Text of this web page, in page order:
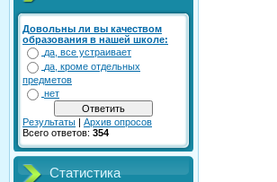
Довольны ли вы качеством
образования в нашей школе:
да, все устраивает
да, кроме отдельных
предметов
нет
Результаты | Архив опросов
Всего ответов: 354
Статистика